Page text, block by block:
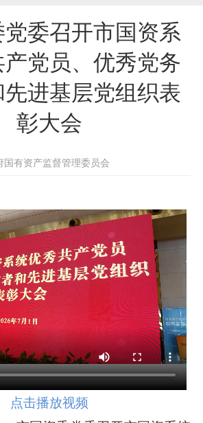
委召开市国资系
党员、优秀党务
进基层党组织表
彰大会
国有资产监督管理委员会
点击播放视频